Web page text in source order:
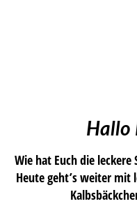
Hallo
Wie hat Euch die
Heute geht’s weiter mit